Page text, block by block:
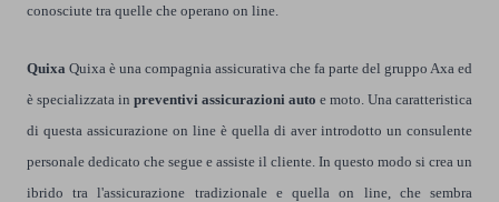
conosciute tra quelle che operano on line.
Quixa Quixa è una compagnia assicurativa che fa parte del gruppo Axa ed
è specializzata in preventivi assicurazioni auto e moto. Una caratteristica
di questa assicurazione on line è quella di aver introdotto un consulente
personale dedicato che segue e assiste il cliente. In questo modo si crea un
ibrido tra l'assicurazione tradizionale e quella on line, che sembra